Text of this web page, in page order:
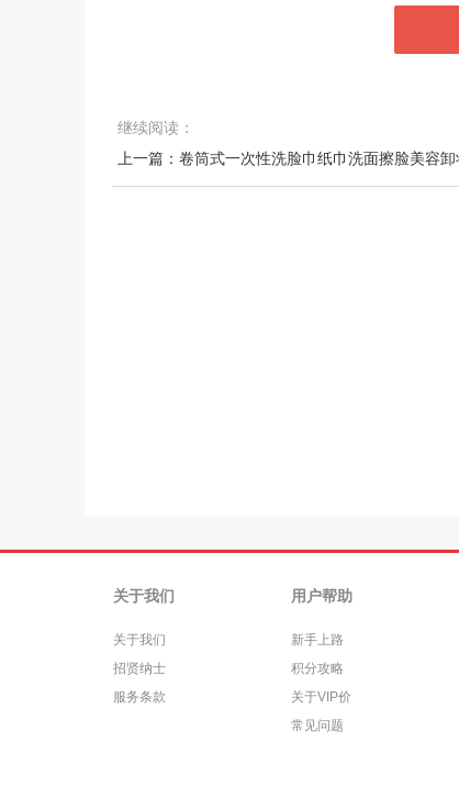
继续阅读：
关于我们
关于我们
招贤纳士
服务条款
用户帮助
新手上路
积分攻略
关于VIP价
常见问题